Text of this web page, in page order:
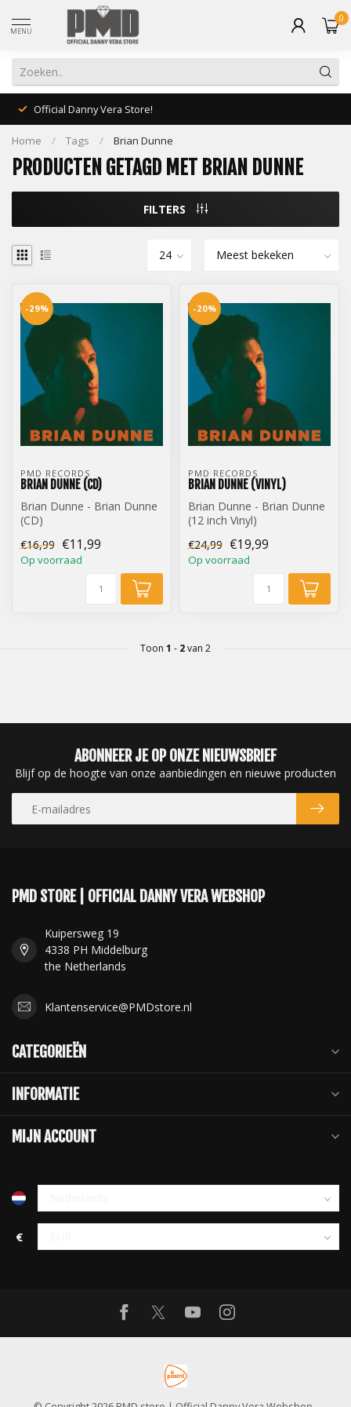
MENU
0
Official Danny Vera Store!
Home / Tags / Brian Dunne
PRODUCTEN GETAGD MET BRIAN DUNNE
FILTERS
-29%
PMD RECORDS
BRIAN DUNNE (CD)
Brian Dunne - Brian Dunne
(CD)
€16,99 €11,99
Op voorraad
-20%
PMD RECORDS
BRIAN DUNNE (VINYL)
Brian Dunne - Brian Dunne
(12 inch Vinyl)
€24,99 €19,99
Op voorraad
Toon 1 - 2van 2
ABONNEER JE OP ONZE NIEUWSBRIEF
Blijf op de hoogte van onze aanbiedingen en nieuwe producten
PMD STORE | OFFICIAL DANNY VERA WEBSHOP
Kuipersweg 19
4338 PH Middelburg
the Netherlands
Klantenservice@PMDstore.nl
CATEGORIEËN
INFORMATIE
MIJN ACCOUNT
€